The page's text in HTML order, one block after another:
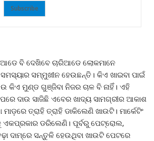
Subscribe
ବି ଦେଖିବେ ଚାରିଆଡେ ଲୋକମାନେ
ସମସ୍ୟାର ସମ୍ମୁଖୀନ ହେଉଛନ୍ତି। କିଏ ଖାଇବା ପାଇଁ
କିଏ ମୁଣ୍ଡ ଗୁଞ୍ଜିବା ନିଜର ଚାଳ ବି ନାହିଁ। ଏହି
ଦାଉ ସାଜିଛି ଏବେର ଖାଦ୍ୟ ସାମଗ୍ରୀର ଆକାଶ
ତ୍ରାହି ତ୍ରାହି ଡାକିଲେଣି ଖାଉଟି। ମାର୍କେଟିଂ
ଏକପ୍ରକାର ଡରିଲେଣି। ପୂର୍ବରୁ ପେଟ୍ରୋଲ,
ଦାମ୍‌ରେ ସନ୍ତୁଳି ହେଉଥିବା ଖାଉଟି ପେଟରେ